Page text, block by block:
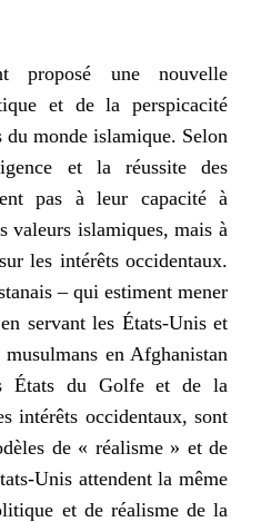
proposé une nouvelle
et de la perspicacité
monde islamique. Selon
et la réussite des
pas à leur capacité à
valeurs islamiques, mais à
les intérêts occidentaux.
– qui estiment mener
servant les États-Unis et
en Afghanistan
États du Golfe et de la
intérêts occidentaux, sont
de « réalisme » et de
Unis attendent la même
et de réalisme de la